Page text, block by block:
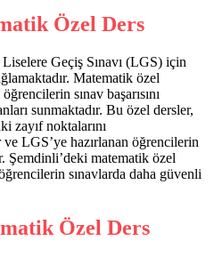
Özel Ders
Geçiş Sınavı (LGS) için
Matematik özel
sınav başarısını
sunmaktadır. Bu özel dersler,
zayıf noktalarını
LGS’ye hazırlanan öğrencilerin
Şemdinli’deki matematik özel
sınavlarda daha güvenli
Özel Ders